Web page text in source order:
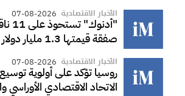
الأخبار الاقتصادية 07-08-2026
صفقة قيمتها 1.3 مليار دولار
الأخبار الاقتصادية 07-08-2026
روسيا تؤكد على أولوية
الاتحاد الاقتصادي الأوراسي